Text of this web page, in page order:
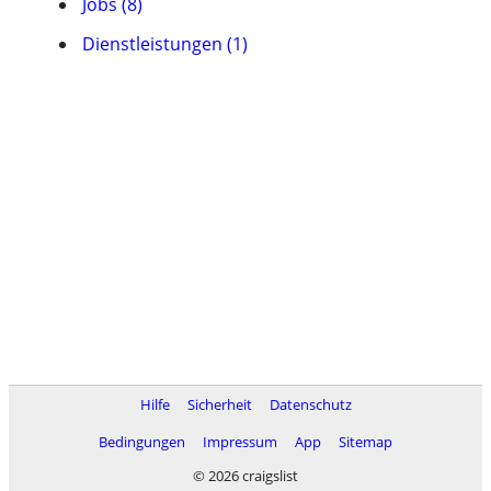
Dienstleistungen (1)
Hilfe Sicherheit
Datenschutz
Bedingungen
Impressum App
Sitemap
© 2026 craigslist